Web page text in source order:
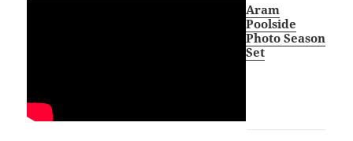
Aram
Poolside
Photo Season
Set